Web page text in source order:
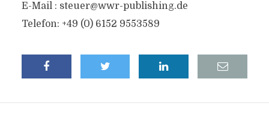
E-Mail : steuer@wwr-publishing.de
Telefon: +49 (0) 6152 9553589